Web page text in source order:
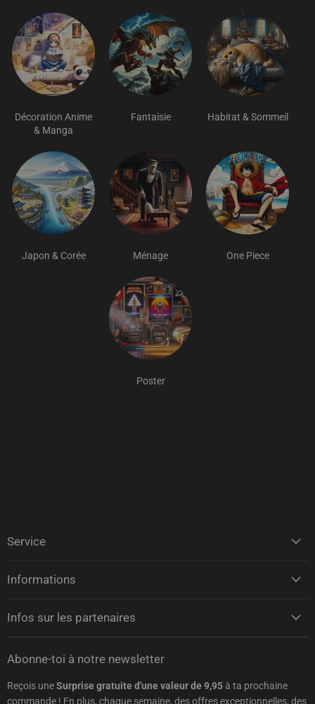
Décoration Anime
& Manga
Fantaisie Habitat & Sommeil
Japon & Corée Ménage One Piece
Poster
Service
Informations
Infos sur les partenaires
Abonne-toi à notre newsletter
Reçois uneSurprise gratuite d'une valeur de 9,95 à ta prochaine
commande ! En plus, chaque semaine, des offres exceptionnelles, des